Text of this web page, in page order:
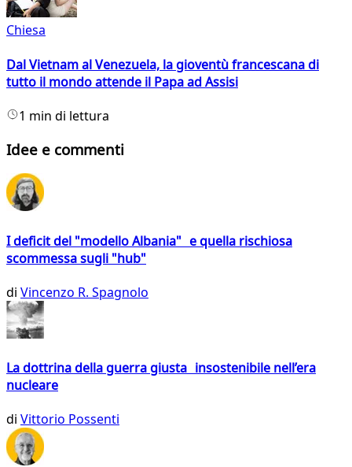
Chiesa
Dal Vietnam al Venezuela, la gioventù francescana di
tutto il mondo attende il Papa ad Assisi
1 min di lettura
Idee e commenti
I deficit del "modello Albania" e quella rischiosa
scommessa sugli "hub"
di Vincenzo R. Spagnolo
La dottrina della guerra giusta insostenibile nell’era
nucleare
di Vittorio Possenti